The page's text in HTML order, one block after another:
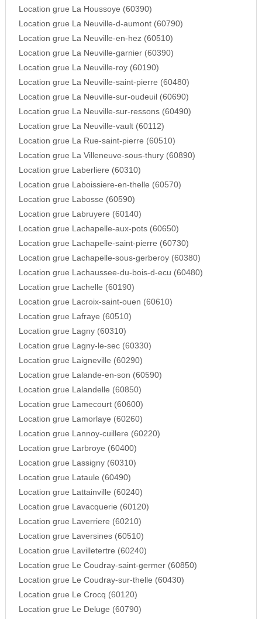
Location grue La Houssoye (60390)
Location grue La Neuville-d-aumont (60790)
Location grue La Neuville-en-hez (60510)
Location grue La Neuville-garnier (60390)
Location grue La Neuville-roy (60190)
Location grue La Neuville-saint-pierre (60480)
Location grue La Neuville-sur-oudeuil (60690)
Location grue La Neuville-sur-ressons (60490)
Location grue La Neuville-vault (60112)
Location grue La Rue-saint-pierre (60510)
Location grue La Villeneuve-sous-thury (60890)
Location grue Laberliere (60310)
Location grue Laboissiere-en-thelle (60570)
Location grue Labosse (60590)
Location grue Labruyere (60140)
Location grue Lachapelle-aux-pots (60650)
Location grue Lachapelle-saint-pierre (60730)
Location grue Lachapelle-sous-gerberoy (60380)
Location grue Lachaussee-du-bois-d-ecu (60480)
Location grue Lachelle (60190)
Location grue Lacroix-saint-ouen (60610)
Location grue Lafraye (60510)
Location grue Lagny (60310)
Location grue Lagny-le-sec (60330)
Location grue Laigneville (60290)
Location grue Lalande-en-son (60590)
Location grue Lalandelle (60850)
Location grue Lamecourt (60600)
Location grue Lamorlaye (60260)
Location grue Lannoy-cuillere (60220)
Location grue Larbroye (60400)
Location grue Lassigny (60310)
Location grue Lataule (60490)
Location grue Lattainville (60240)
Location grue Lavacquerie (60120)
Location grue Laverriere (60210)
Location grue Laversines (60510)
Location grue Lavilletertre (60240)
Location grue Le Coudray-saint-germer (60850)
Location grue Le Coudray-sur-thelle (60430)
Location grue Le Crocq (60120)
Location grue Le Deluge (60790)